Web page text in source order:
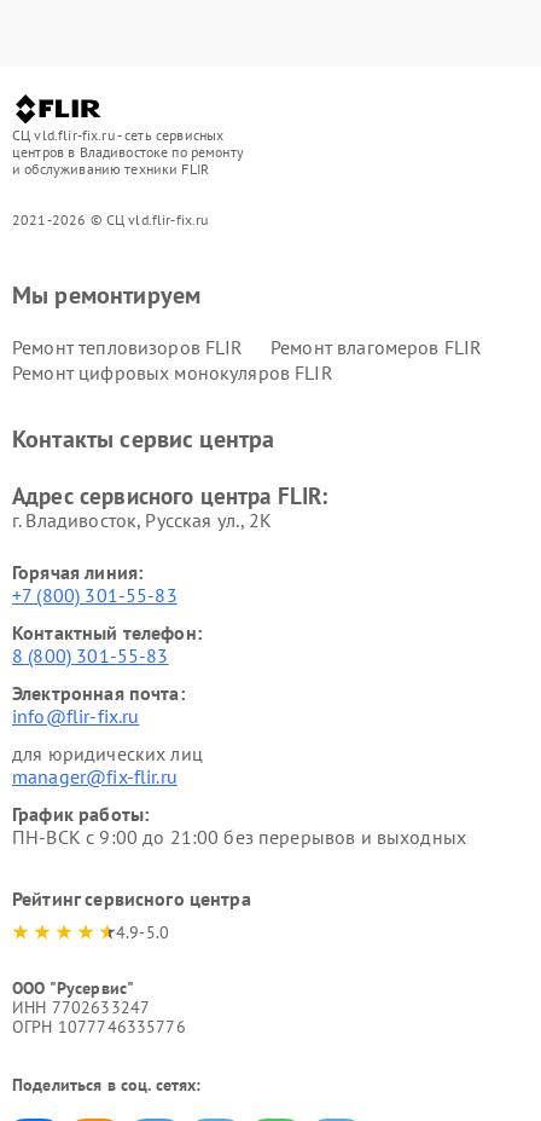
СЦ vld.flir-fix.ru - сеть сервисных
центров в Владивостоке по ремонту
и обслуживанию техники FLIR
2021-2026 © СЦ vld.flir-fix.ru
Мы ремонтируем
Ремонт тепловизоров FLIR
Ремонт влагомеров FLIR
Ремонт цифровых монокуляров FLIR
Контакты сервис центра
Адрес сервисного центра FLIR:
г. Владивосток, Русская ул., 2К
Горячая линия:
+7 (800) 301-55-83
Контактный телефон:
8 (800) 301-55-83
Электронная почта:
info@flir-fix.ru
для юридических лиц
manager@fix-flir.ru
График работы:
ПН-ВСК с 9:00 до 21:00 без перерывов и выходных
Рейтинг сервисного центра
4.9-5.0
ООО "Русервис"
ИНН 7702633247
ОГРН 1077746335776
Поделиться в соц. сетях: